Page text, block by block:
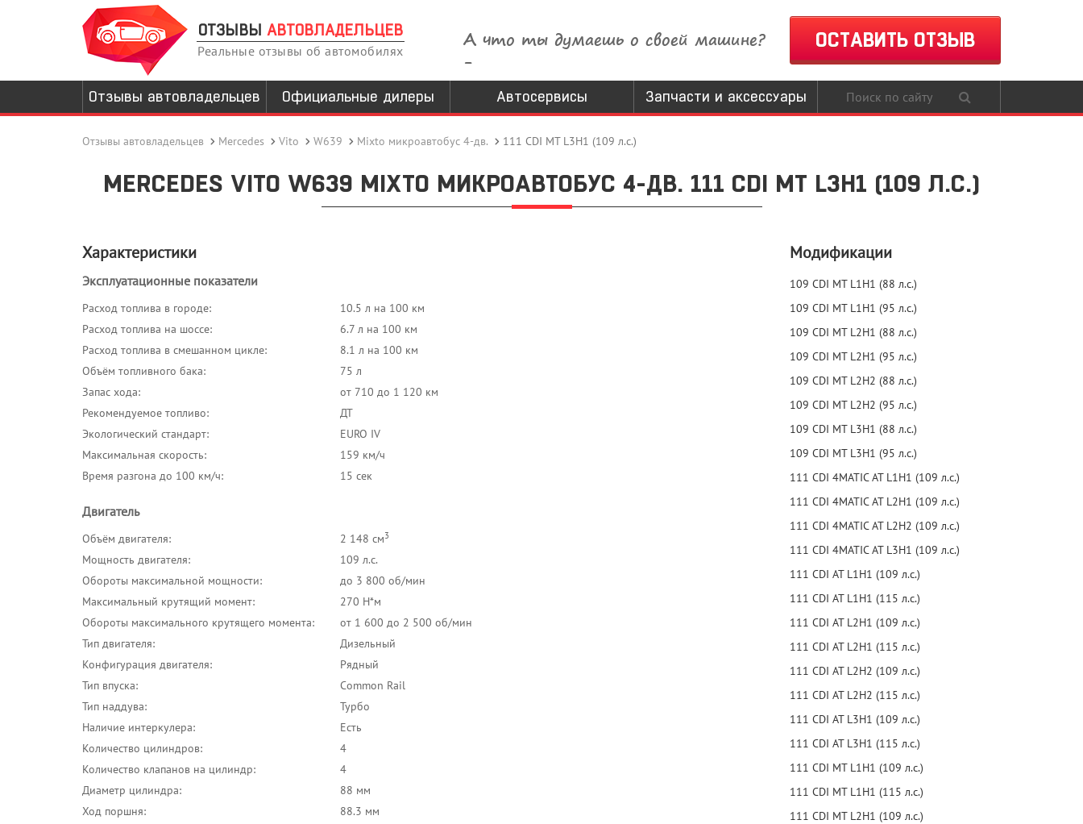
ОТЗЫВЫ АВТОВЛАДЕЛЬЦЕВ
Реальные отзывы об автомобилях
А что ты думаешь о своей машине?
-
ОСТАВИТЬ ОТЗЫВ
Отзывы автовладельцев Официальные дилеры Автосервисы Запчасти и аксессуары
Отзывы автовладельцев Mercedes Vito W639 Mixto микроавтобус 4-дв. 111 CDI MT L3H1 (109 л.с.)
MERCEDES VITO W639 MIXTO МИКРОАВТОБУС 4-ДВ. 111 CDI MT L3H1 (109 Л.С.)
Характеристики
Эксплуатационные показатели
Расход топлива в городе:
10.5 л на 100 км
Расход топлива на шоссе:
6.7 л на 100 км
Расход топлива в смешанном цикле:
8.1 л на 100 км
Объём топливного бака:
75 л
Запас хода:
от 710 до 1 120 км
Рекомендуемое топливо:
ДТ
Экологический стандарт:
EURO IV
Максимальная скорость:
159 км/ч
Время разгона до 100 км/ч:
15 сек
Двигатель
Объём двигателя: 2 148 см3
Мощность двигателя:
109 л.с.
Обороты максимальной мощности:
до 3 800 об/мин
Максимальный крутящий момент:
270 Н*м
Обороты максимального крутящего момента:
от 1 600 до 2 500 об/мин
Тип двигателя:
Дизельный
Конфигурация двигателя:
Рядный
Тип впуска:
Common Rail
Тип наддува:
Турбо
Наличие интеркулера:
Есть
Количество цилиндров:
4
Количество клапанов на цилиндр:
4
Диаметр цилиндра:
88 мм
Ход поршня:
88.3 мм
Модификации
109 CDI MT L1H1 (88 л.с.)
109 CDI MT L1H1 (95 л.с.)
109 CDI MT L2H1 (88 л.с.)
109 CDI MT L2H1 (95 л.с.)
109 CDI MT L2H2 (88 л.с.)
109 CDI MT L2H2 (95 л.с.)
109 CDI MT L3H1 (88 л.с.)
109 CDI MT L3H1 (95 л.с.)
111 CDI 4MATIC AT L1H1 (109 л.с.)
111 CDI 4MATIC AT L2H1 (109 л.с.)
111 CDI 4MATIC AT L2H2 (109 л.с.)
111 CDI 4MATIC AT L3H1 (109 л.с.)
111 CDI AT L1H1 (109 л.с.)
111 CDI AT L1H1 (115 л.с.)
111 CDI AT L2H1 (109 л.с.)
111 CDI AT L2H1 (115 л.с.)
111 CDI AT L2H2 (109 л.с.)
111 CDI AT L2H2 (115 л.с.)
111 CDI AT L3H1 (109 л.с.)
111 CDI AT L3H1 (115 л.с.)
111 CDI MT L1H1 (109 л.с.)
111 CDI MT L1H1 (115 л.с.)
111 CDI MT L2H1 (109 л.с.)